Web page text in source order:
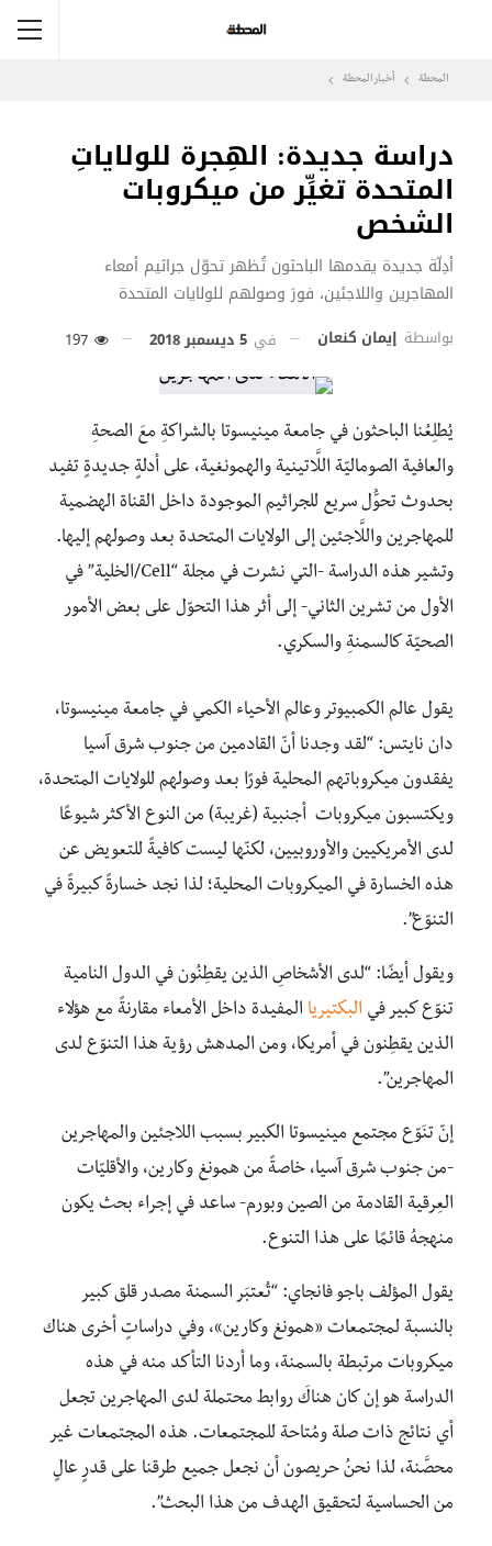
المحطة أخبار المحطة
دراسة جديدة: الهِجرة للولاياتِ
المتحدة تغيِّر من ميكروبات
الشخص
أدِلّة جديدة يقدمها الباحثون تُظهر تحوّل جراثيم أمعاء
المهاجرين واللاجئين، فورَ وصولهم للولايات المتحدة
بواسطة إيمان كنعان في 5 ديسمبر 2018
يُطلِعُنا الباحثون في جامعة مينيسوتا بالشراكةِ معَ الصحةِ
والعافية الصوماليّة اللَّاتينية والهمونغية، على أدلةٍ جديدةٍ تفيد
بحدوث تحوُّل سريع للجراثيم الموجودة داخل القناة الهضمية
للمهاجرين واللَّاجئين إلى الولايات المتحدة بعد وصولهم إليها.
وتشير هذه الدراسة -التي نشرت في مجلة “Cell/الخلية” في
الأول من تشرين الثاني- إلى أثر هذا التحوّل على بعض الأمور
الصحيّة كالسمنةِ والسكري.
يقول عالم الكمبيوتر وعالم الأحياء الكمي في جامعة مينيسوتا،
دان نايتس: “لقد وجدنا أنّ القادمين من جنوب شرق آسيا
يفقدون ميكروباتهم المحلية فورًا بعد وصولهم للولايات المتحدة،
ويكتسبون ميكروبات أجنبية (غريبة) من النوع الأكثر شيوعًا
لدى الأمريكيين والأوروبيين، لكنّها ليست كافيةً للتعويض عن
هذه الخسارة في الميكروبات المحلية؛ لذا نجد خسارةً كبيرةً في
التنوّع”.
ويقول أيضًا: “لدى الأشخاصِ الذين يقطِنُون في الدول النامية
تنوّع كبير في البكتيريا المفيدة داخل الأمعاء مقارنةً مع هؤلاء
الذين يقطِنون في أمريكا، ومن المدهش رؤية هذا التنوّع لدى
المهاجرين”.
إنّ تنَوّع مجتمع مينيسوتا الكبير بسبب اللاجئين والمهاجرين
-من جنوب شرق آسيا، خاصةً من همونغ وكارين، والأقليّات
العِرقية القادمة من الصين وبورم- ساعد في إجراء بحث يكون
منهجهُ قائمًا على هذا التنوع.
يقول المؤلف باجو فانجاي: “تُعتبَر السمنة مصدر قلق كبير
بالنسبة لمجتمعات «همونغ وكارين»، وفي دراساتٍ أخرى هناك
ميكروبات مرتبطة بالسمنة، وما أردنا التأكد منه في هذه
الدراسة هو إن كان هناكَ روابط محتملة لدى المهاجرين تجعل
أي نتائج ذات صلة ومُتاحة للمجتمعات. هذه المجتمعات غير
محصَّنة، لذا نحنُ حريصون أن نجعل جميع طرقنا على قدرٍ عالٍ
من الحساسية لتحقيق الهدف من هذا البحث”.